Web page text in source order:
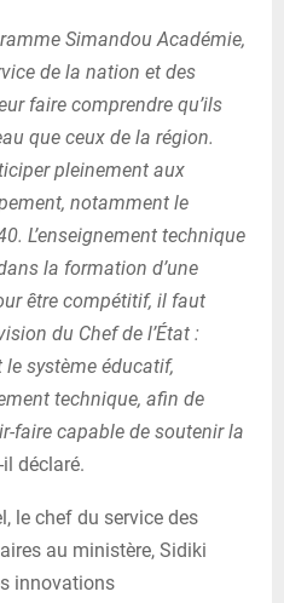
Simandou Académie,
de la nation et des
faire comprendre qu’ils
que ceux de la région.
pleinement aux
notamment le
L’enseignement technique
la formation d’une
être compétitif, il faut
du Chef de l’État :
système éducatif,
technique, afin de
faire capable de soutenir la
il déclaré.
le chef du service des
au ministère, Sidiki
innovations